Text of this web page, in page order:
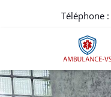
Téléphone :